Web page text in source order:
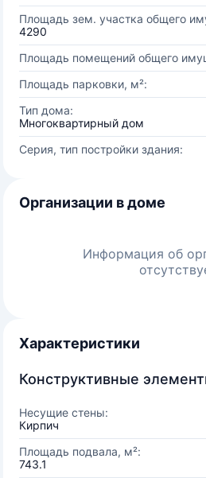
Площадь зем. участка общего
4290
Площадь помещений общего
Площадь парковки, м²:
Тип дома:
Многоквартирный дом
Серия, тип постройки здания:
Организации в доме
Информация об
Характеристики
Конструктивные
Несущие стены:
Кирпич
Площадь подвала, м²:
743.1